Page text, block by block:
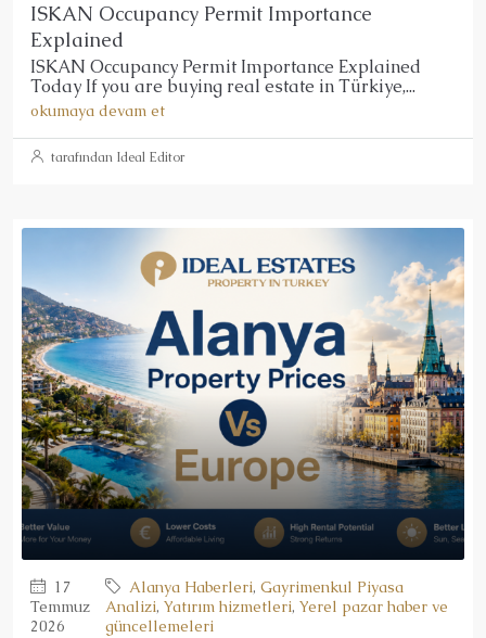
ISKAN Occupancy Permit Importance
Explained
ISKAN Occupancy Permit Importance Explained
Today If you are buying real estate in Türkiye,...
okumaya devam et
tarafından Ideal Editor
17
Temmuz
2026
Alanya Haberleri,Gayrimenkul Piyasa
Analizi,Yatırım hizmetleri,Yerel pazar haber ve
güncellemeleri